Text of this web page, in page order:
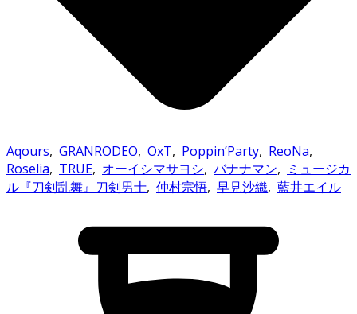
Aqours, GRANRODEO, OxT, Poppin’Party, ReoNa,
Roselia, TRUE, オーイシマサヨシ, バナナマン, ミュージカ
ル『刀剣乱舞』刀剣男士, 仲村宗悟, 早見沙織, 藍井エイル